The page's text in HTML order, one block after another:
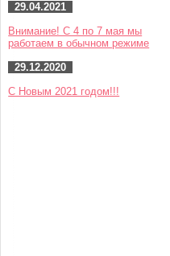
29.04.2021
Внимание! С 4 по 7 мая мы
работаем в обычном режиме
29.12.2020
С Новым 2021 годом!!!